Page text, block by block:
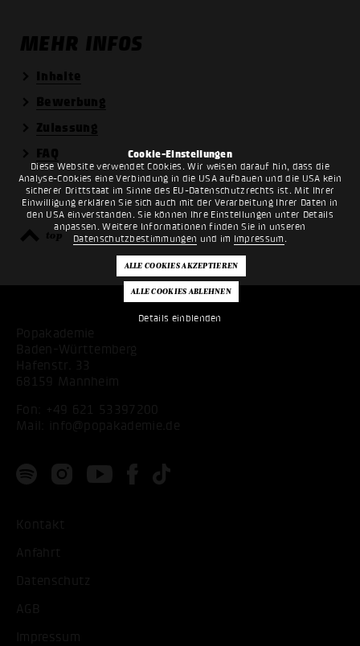
Cookie-Einstellungen
Diese Website verwendet Cookies. Wir weisen darauf hin, dass die
Analyse-Cookies eine Verbindung in die USA aufbauen und die USA kein
sicherer Drittstaat im Sinne des EU-Datenschutzrechts ist. Mit Ihrer
Einwilligung erklären Sie sich auch mit der Verarbeitung Ihrer Daten in
den USA einverstanden. Sie können Ihre Einstellungen unter Details
anpassen. Weitere Informationen finden Sie in unseren
Datenschutzbestimmungen und im Impressum .
Details einblenden
MEHR INFOS
Inhalte
Bewerbung
Zulassung
FAQ
top
Popakademie
Baden-Württemberg
Hafenstr. 33
68159 Mannheim
Fon:
+49 621 53397200
Mail:
info@popakademie.de
Kontakt
Anfahrt
Datenschutz
AGB
Impressum